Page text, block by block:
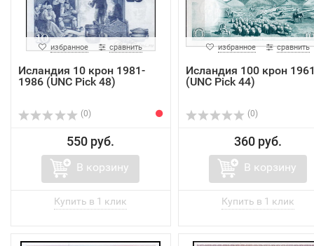
избранное сравнить
Исландия 10 крон 1981-
1986 (UNC Pick 48)
(0)
550 руб.
В корзину
избранное сравнить
Исландия 100 крон
(UNC Pick 44)
(0)
360 руб.
В корзину